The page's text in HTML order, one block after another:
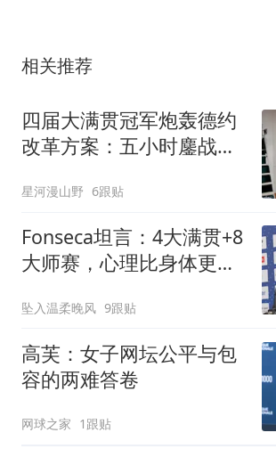
相关推荐
四届大满贯冠军炮轰德约
改革方案：五小时鏖战才
星河漫山野 6跟贴
Fonseca坦言：4大满贯+8
大师赛，心理比身体更受
坠入温柔晚风 9跟贴
高芙：女子网坛公平与包
容的两难答卷
网球之家 1跟贴